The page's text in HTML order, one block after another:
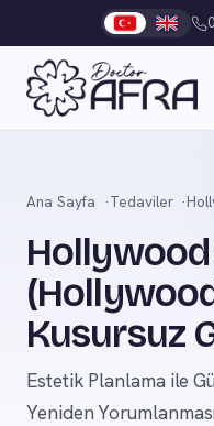
Ana Sayfa Tedaviler
Kusursuz
Estetik Planlama ile
Yeniden